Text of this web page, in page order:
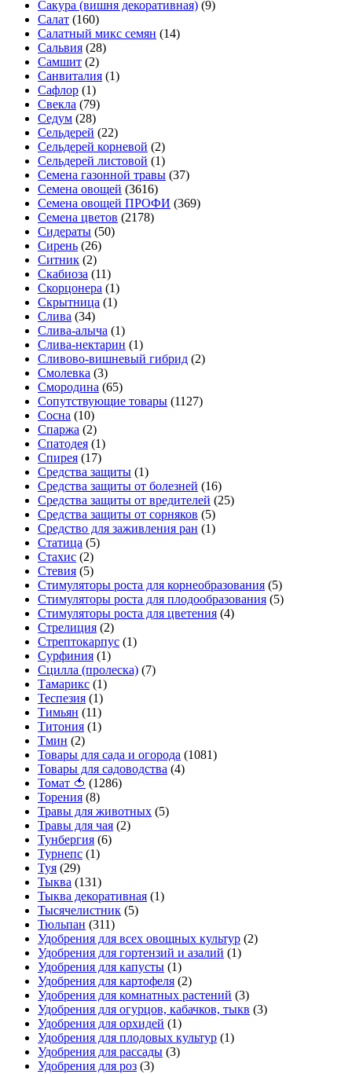
Сакура (вишня декоративная) (9)
Салат (160)
Салатный микс семян (14)
Сальвия (28)
Самшит (2)
Санвиталия (1)
Сафлор (1)
Свекла (79)
Седум (28)
Сельдерей (22)
Сельдерей корневой (2)
Сельдерей листовой (1)
Семена газонной травы (37)
Семена овощей (3616)
Семена овощей ПРОФИ (369)
Семена цветов (2178)
Сидераты (50)
Сирень (26)
Ситник (2)
Скабиоза (11)
Скорцонера (1)
Скрытница (1)
Слива (34)
Слива-алыча (1)
Слива-нектарин (1)
Сливово-вишневый гибрид (2)
Смолевка (3)
Смородина (65)
Сопутствующие товары (1127)
Сосна (10)
Спаржа (2)
Спатодея (1)
Спирея (17)
Средства защиты (1)
Средства защиты от болезней (16)
Средства защиты от вредителей (25)
Средства защиты от сорняков (5)
Средство для заживления ран (1)
Статица (5)
Стахис (2)
Стевия (5)
Стимуляторы роста для корнеобразования (5)
Стимуляторы роста для плодообразования (5)
Стимуляторы роста для цветения (4)
Стрелиция (2)
Стрептокарпус (1)
Сурфиния (1)
Сцилла (пролеска) (7)
Тамарикс (1)
Теспезия (1)
Тимьян (11)
Титония (1)
Тмин (2)
Товары для сада и огорода (1081)
Товары для садоводства (4)
Томат 🍅 (1286)
Торения (8)
Травы для животных (5)
Травы для чая (2)
Тунбергия (6)
Турнепс (1)
Туя (29)
Тыква (131)
Тыква декоративная (1)
Тысячелистник (5)
Тюльпан (311)
Удобрения для всех овощных культур (2)
Удобрения для гортензий и азалий (1)
Удобрения для капусты (1)
Удобрения для картофеля (2)
Удобрения для комнатных растений (3)
Удобрения для огурцов, кабачков, тыкв (3)
Удобрения для орхидей (1)
Удобрения для плодовых культур (1)
Удобрения для рассады (3)
Удобрения для роз (3)